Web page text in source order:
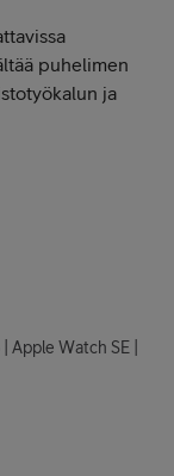
puhelimen
ja
Apple Watch SE |